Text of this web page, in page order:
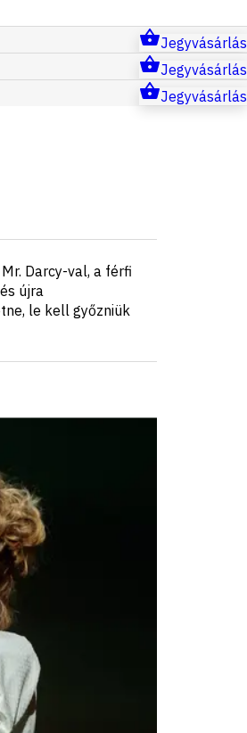
Jegyvásárlás
Jegyvásárlás
Jegyvásárlás
Darcy-val, a férfi
újra
le kell győzniük